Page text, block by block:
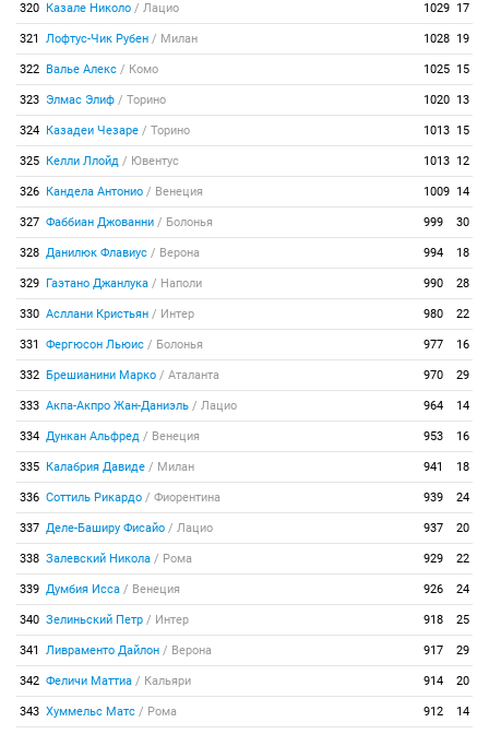
320 Казале Николо / Лацио 1029 17
321 Лофтус-Чик Рубен / Милан 1028 19
322 Валье Алекс / Комо 1025 15
323 Элмас Элиф / Торино 1020 13
324 Казадеи Чезаре / Торино 1013 15
325 Келли Ллойд / Ювентус 1013 12
326 Кандела Антонио / Венеция 1009 14
327 Фаббиан Джованни / Болонья 999 30
328 Данилюк Флавиус / Верона 994 18
329 Гаэтано Джанлука / Наполи 990 28
330 Асллани Кристьян / Интер 980 22
331 Фергюсон Льюис / Болонья 977 16
332 Брешианини Марко / Аталанта 970 29
333 Акпа-Акпро Жан-Даниэль / Лацио 964 14
334 Дункан Альфред / Венеция 953 16
335 Калабрия Давиде / Милан 941 18
336 Соттиль Рикардо / Фиорентина 939 24
337 Деле-Баширу Фисайо / Лацио 937 20
338 Залевский Никола / Рома 929 22
339 Думбия Исса / Венеция 926 24
340 Зелиньский Петр / Интер 918 25
341 Ливраменто Дайлон / Верона 917 29
342 Феличи Маттиа / Кальяри 914 20
343 Хуммельс Матс / Рома 912 14